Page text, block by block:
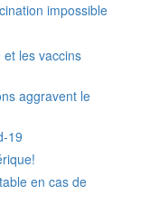
impossible
et les vaccins
aggravent le
19
en cas de